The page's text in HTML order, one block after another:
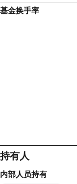
基金换手率
持有人
内部人员持有